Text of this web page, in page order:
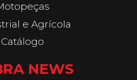
e Agrícola
Catálogo
NEWS